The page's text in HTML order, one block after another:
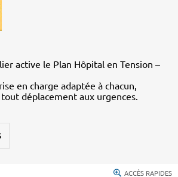
active le Plan Hôpital en Tension –
en charge adaptée à chacun,
déplacement aux urgences.
ACCÈS RAPIDES